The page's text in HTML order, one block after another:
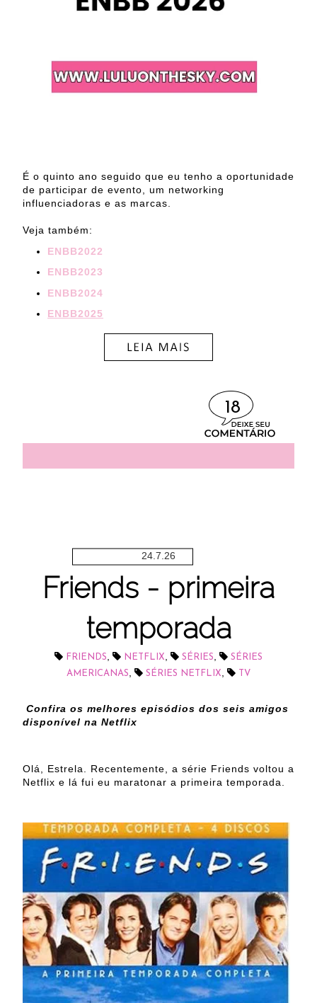
É o quinto ano seguido que eu tenho a oportunidade
de participar de evento, um networking
influenciadoras e as marcas.
Veja também:
ENBB2022
ENBB2023
ENBB2024
ENBB2025
18
24.7.26
Friends - primeira
temporada
FRIENDS NETFLIX SÉRIES
SÉRIES
AMERICANAS
SÉRIES NETFLIX TV
Confira os melhores episódios dos seis amigos
disponível na Netflix
Olá, Estrela. Recentemente, a série Friends voltou a
Netflix e lá fui eu maratonar a primeira temporada.